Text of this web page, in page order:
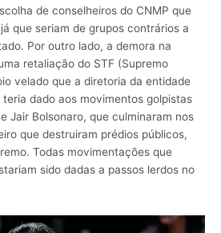
de conselheiros do CNMP que
que seriam de grupos contrários a
Por outro lado, a demora na
retaliação do STF (Supremo
velado que a diretoria da entidade
dado aos movimentos golpistas
Jair Bolsonaro, que culminaram nos
que destruiram prédios públicos,
Todas movimentações que
sido dadas a passos lerdos no